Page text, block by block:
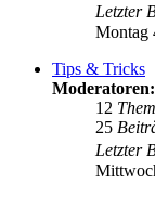
Letzter
Montag
Tips & Tricks
Moderatoren:
12
25
Letzter